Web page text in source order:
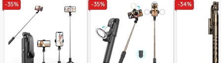
-35% -35% -34%